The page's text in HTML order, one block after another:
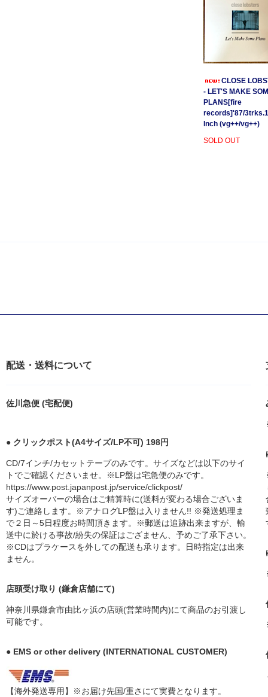
CLOSE
- LET'S MAKE
PLANS[fire
records]'87/
Inch (vg++/vg++)
SOLD OUT
配送・送料について
佐川急便 (宅配便)
● クリックポスト(A4サイズ/LP不可) 198円
CD/7インチ/カセットテープのみです。サイズなどは以下のサイ
トでご確認くださいませ。※LP盤は宅急便のみです。
https://www.post.japanpost.jp/service/clickpost/
サイズオーバーの場合はご精算時に(送料が変わる場合ございま
す)ご連絡します。※アナログLP盤は入りません!! ※発送処理ま
で２日～5日程度お時間頂きます。※郵送は追跡出来ますが、輸
送中に於ける事故/紛失の保証はござません、予めご了承下さい。
※CDはプラケースを外しての配送も承ります。日時指定は出来
ません。
店頭受け取り (鎌倉店舗にて)
神奈川県鎌倉市由比ヶ浜の店頭(営業時間内)にて商品のお引渡し
可能です。
● EMS or other delivery (INTERNATIONAL CUSTOMER)
【海外発送専用】※お届け先国/重さにて実費となります。